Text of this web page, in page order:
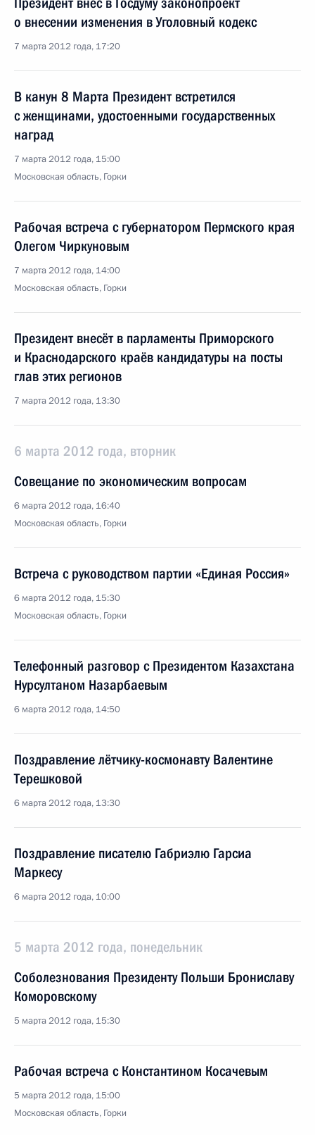
о внесении изменения в Уголовный кодекс
7 марта 2012 года, 17:20
В канун 8 Марта Президент встретился
с женщинами, удостоенными государственных
наград
7 марта 2012 года, 15:00
Московская область, Горки
Рабочая встреча с губернатором Пермского края
Олегом Чиркуновым
7 марта 2012 года, 14:00
Московская область, Горки
Президент внесёт в парламенты Приморского
и Краснодарского краёв кандидатуры на посты
глав этих регионов
7 марта 2012 года, 13:30
6 марта 2012 года, вторник
Совещание по экономическим вопросам
6 марта 2012 года, 16:40
Московская область, Горки
Встреча с руководством партии «Единая Россия»
6 марта 2012 года, 15:30
Московская область, Горки
Телефонный разговор с Президентом Казахстана
Нурсултаном Назарбаевым
6 марта 2012 года, 14:50
Поздравление лётчику-космонавту Валентине
Терешковой
6 марта 2012 года, 13:30
Поздравление писателю Габриэлю Гарсиа
Маркесу
6 марта 2012 года, 10:00
5 марта 2012 года, понедельник
Соболезнования Президенту Польши Брониславу
Коморовскому
5 марта 2012 года, 15:30
Рабочая встреча c Константином Косачевым
5 марта 2012 года, 15:00
Московская область, Горки